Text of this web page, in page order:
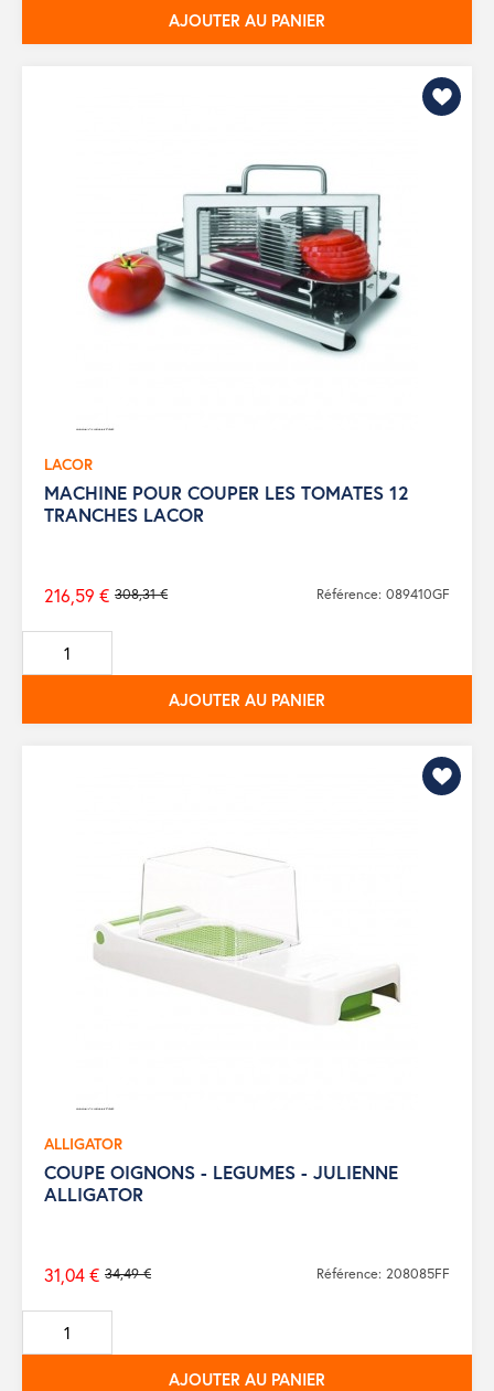
AJOUTER AU PANIER
LACOR
MACHINE POUR COUPER LES TOMATES 12
TRANCHES LACOR
Prix
de
base
308,31 €
216,59 € Référence: 089410GF
AJOUTER AU PANIER
ALLIGATOR
COUPE OIGNONS - LEGUMES - JULIENNE
ALLIGATOR
Prix
de
base
34,49 €
31,04 € Référence: 208085FF
AJOUTER AU PANIER